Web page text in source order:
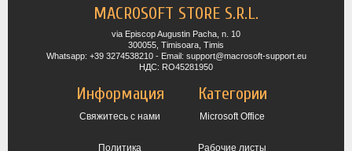
MACROSOFT STORE S.R.L.
via Episcop Augustin Pacha, n. 10
300055, Timisoara, Timis
Whatsapp: +39 3274538210 - Email: support@macrosoft-support.eu
НДС: RO45281950
Информация
Свяжитесь с нами
Политика
Категории
Microsoft Office
Рабочие листы